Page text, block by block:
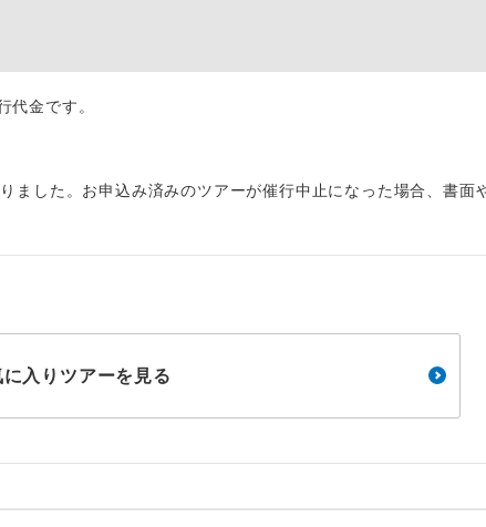
金です。
ました。お申込み済みのツアーが催行中止になった場合、書面
に入りツアーを見る
1名様から出発可能な個人型プランです。
1名様1室利用でも追加料金がかからないコースです。
女性限定でご参加いただけるコースです。
ご参加にあたり年齢に制限があるコースです。
利用航空会社が指定なので、ご出発の計画にとても便